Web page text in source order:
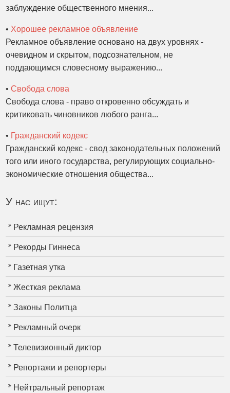
заблуждение общественного мнения...
• Хорошее рекламное объявление
Рекламное объявление основано на двух уровнях -
очевидном и скрытом, подсознательном, не
поддающимся словесному выражению...
•Свобода слова
Свобода слова - право откровенно обсуждать и
критиковать чиновников любого ранга...
• Гражданский кодекс
Гражданский кодекс - свод законодательных положений
того или иного государства, регулирующих социально-
экономические отношения общества...
У нас ищут:
Рекламная рецензия
Рекорды Гиннеса
Газетная утка
Жесткая реклама
Законы Политца
Рекламный очерк
Телевизионный диктор
Репортажи и репортеры
Нейтральный репортаж